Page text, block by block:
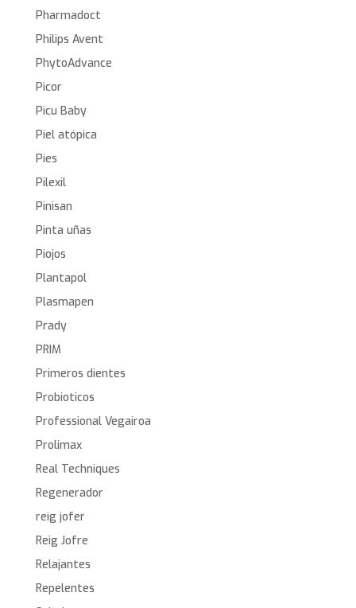
Pharmadoct
Philips Avent
PhytoAdvance
Picor
Picu Baby
Piel atópica
Pies
Pilexil
Pinisan
Pinta uñas
Piojos
Plantapol
Plasmapen
Prady
PRIM
Primeros dientes
Probioticos
Professional Vegairoa
Prolimax
Real Techniques
Regenerador
reig jofer
Reig Jofre
Relajantes
Repelentes